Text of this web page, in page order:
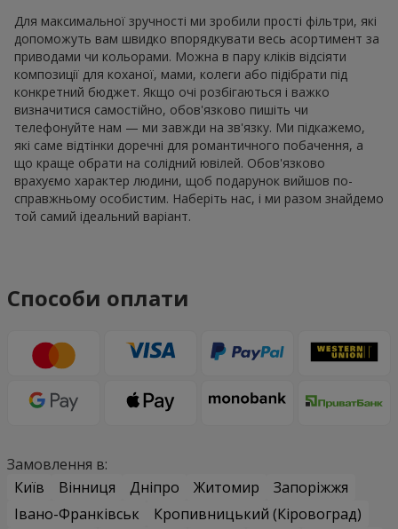
Для максимальної зручності ми зробили прості фільтри, які
допоможуть вам швидко впорядкувати весь асортимент за
приводами чи кольорами. Можна в пару кліків відсіяти
композиції для коханої, мами, колеги або підібрати під
конкретний бюджет. Якщо очі розбігаються і важко
визначитися самостійно, обов'язково пишіть чи
телефонуйте нам — ми завжди на зв'язку. Ми підкажемо,
які саме відтінки доречні для романтичного побачення, а
що краще обрати на солідний ювілей. Обов'язково
врахуємо характер людини, щоб подарунок вийшов по-
справжньому особистим. Наберіть нас, і ми разом знайдемо
той самий ідеальний варіант.
Способи оплати
Замовлення в:
Київ
Вінниця Дніпро Житомир
Запоріжжя
Івано-Франківськ
Кропивницький (Кіровоград)